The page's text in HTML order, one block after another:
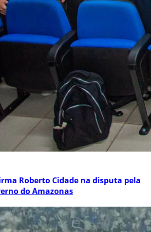
Roberto Cidade na disputa pela
do Amazonas